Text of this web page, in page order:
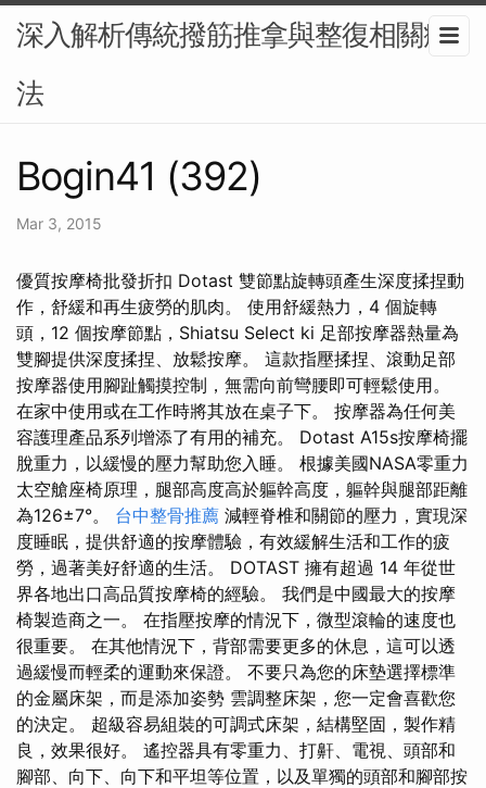
深入解析傳統撥筋推拿與整復相關療
法
Bogin41 (392)
Mar 3, 2015
優質按摩椅批發折扣 Dotast 雙節點旋轉頭產生深度揉捏動
作，舒緩和再生疲勞的肌肉。 使用舒緩熱力，4 個旋轉
頭，12 個按摩節點，Shiatsu Select ki 足部按摩器熱量為
雙腳提供深度揉捏、放鬆按摩。 這款指壓揉捏、滾動足部
按摩器使用腳趾觸摸控制，無需向前彎腰即可輕鬆使用。
在家中使用或在工作時將其放在桌子下。 按摩器為任何美
容護理產品系列增添了有用的補充。 Dotast A15s按摩椅擺
脫重力，以緩慢的壓力幫助您入睡。 根據美國NASA零重力
太空艙座椅原理，腿部高度高於軀幹高度，軀幹與腿部距離
為126±7°。 台中整骨推薦 減輕脊椎和關節的壓力，實現深
度睡眠，提供舒適的按摩體驗，有效緩解生活和工作的疲
勞，過著美好舒適的生活。 DOTAST 擁有超過 14 年從世
界各地出口高品質按摩椅的經驗。 我們是中國最大的按摩
椅製造商之一。 在指壓按摩的情況下，微型滾輪的速度也
很重要。 在其他情況下，背部需要更多的休息，這可以透
過緩慢而輕柔的運動來保證。 不要只為您的床墊選擇標準
的金屬床架，而是添加姿勢 雲調整床架，您一定會喜歡您
的決定。 超級容易組裝的可調式床架，結構堅固，製作精
良，效果很好。 遙控器具有零重力、打鼾、電視、頭部和
腳部、向下、向下和平坦等位置，以及單獨的頭部和腳部按